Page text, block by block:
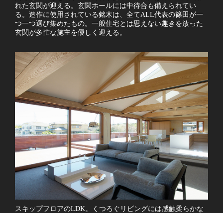
れた玄関が迎える。玄関ホールには中待合も備えられてい
る。造作に使用されている銘木は、全てALL代表の篠田が一
つ一つ選び集めたもの。一般住宅とは思えない趣きを放った
玄関が多忙な施主を優しく迎える。
スキップフロアのLDK。くつろぐリビングには感触柔らかな